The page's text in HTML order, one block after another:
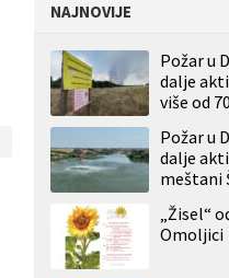
NAJNOVIJE
Požar u
dalje
više od
Požar u
dalje
meštani
„Žisel“
Omoljici